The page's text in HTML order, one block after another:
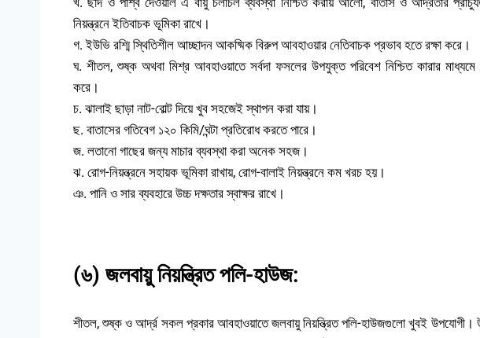
নিয়ন্ত্রনে ইতিবাচক ভূমিকা রাখে।
গ. ইউভি রশ্মি স্থিতিশীল আচ্ছাদন আকষ্মিক বিরুপ আবহাওয়ার নেতিবাচক প্রভাব হতে রক্ষা করে।
ঘ. শীতল, শুষ্ক অথবা মিশ্র আবহাওয়াতে সর্বদা ফসলের উপযুক্ত পরিবেশ নিশ্চিত কারার
করে।
চ. ঝালাই ছাড়া নাট-বোল্ট দিয়ে খুব সহজেই স্থাপন করা যায়।
ছ. বাতাসের গতিবেগ ১২০ কিমি/ঘন্টা প্রতিরোধ করতে পারে।
জ. লতানো গাছের জন্য মাচার ব্যবস্থা করা অনেক সহজ।
ঝ. রোগ-নিয়ন্ত্রনে সহায়ক ভূমিকা রাখায়, রোগ-বালাই নিয়ন্ত্রনে কম খরচ হয়।
ঞ. পানি ও সার ব্যবহারে উচ্চ দক্ষতার স্বাক্ষর রাখে।
(৬) জলবায়ু নিয়ন্ত্রিত পলি-হাউজ:
শীতল, শুষ্ক ও আর্দ্র সকল প্রকার আবহাওয়াতে জলবায়ু নিয়ন্ত্রিত পলি-হাউজগুলো খুবই উপযোগী।